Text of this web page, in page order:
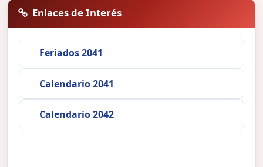
Enlaces de Interés
Feriados 2041
Calendario 2041
Calendario 2042